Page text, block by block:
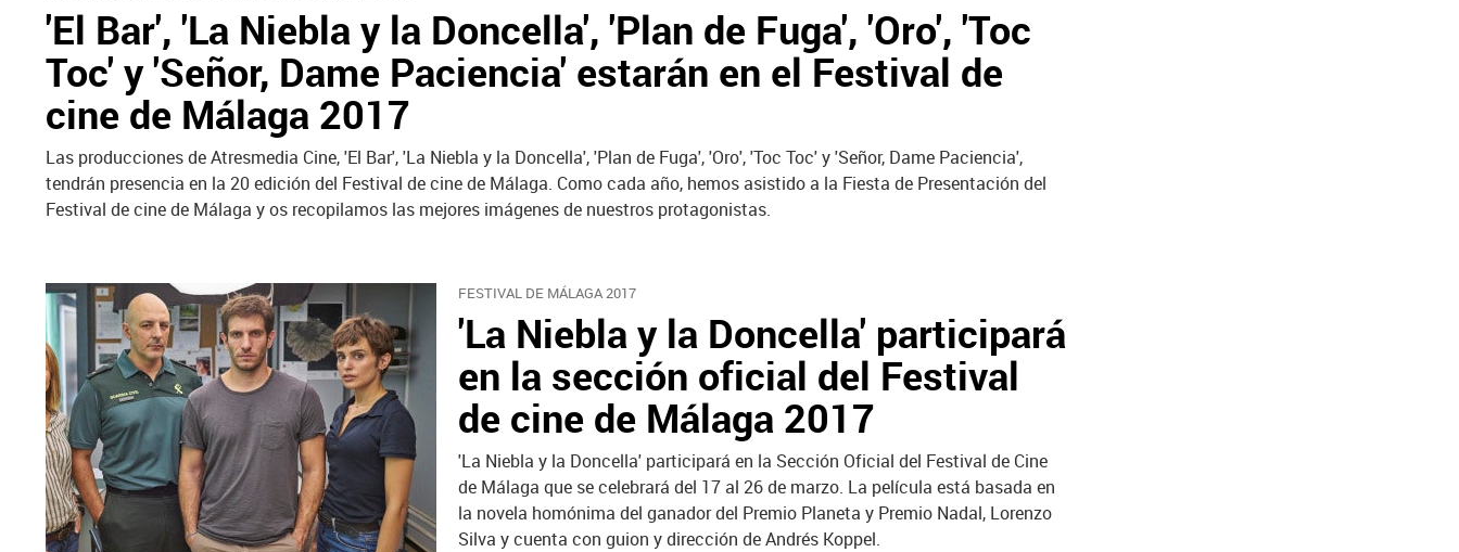
'El Bar', 'La Niebla y la Doncella', 'Plan de Fuga', 'Oro', 'Toc
Toc' y 'Señor, Dame Paciencia' estarán en el Festival de
cine de Málaga 2017
Las producciones de Atresmedia Cine, 'El Bar', 'La Niebla y la Doncella', 'Plan de Fuga', 'Oro', 'Toc Toc' y 'Señor, Dame Paciencia',
tendrán presencia en la 20 edición del Festival de cine de Málaga. Como cada año, hemos asistido a la Fiesta de Presentación del
Festival de cine de Málaga y os recopilamos las mejores imágenes de nuestros protagonistas.
FESTIVAL DE MÁLAGA 2017
'La Niebla y la Doncella' participará
en la sección oficial del Festival
de cine de Málaga 2017
'La Niebla y la Doncella' participará en la Sección Oficial del Festival de Cine
de Málaga que se celebrará del 17 al 26 de marzo. La película está basada en
la novela homónima del ganador del Premio Planeta y Premio Nadal, Lorenzo
Silva y cuenta con guion y dirección de Andrés Koppel.